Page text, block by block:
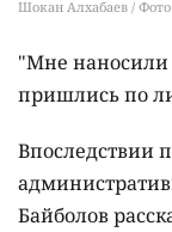
Шокан Алхабаев /
"Мне наносили
пришлись по
Впоследствии
Байболов